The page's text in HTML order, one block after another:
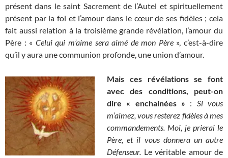
présent dans le saint Sacrement de l’Autel et spirituellement
présent par la foi et l’amour dans le cœur de ses fidèles ; cela
fait aussi relation à la troisième grande révélation, l’amour du
Père : « Celui qui m’aime sera aimé de mon Père », c’est-à-dire
qu’il y aura une communion profonde, une union d’amour.
Mais ces révélations se font
avec des conditions, peut-on
dire « enchainées » : Si vous
m’aimez, vous resterez fidèles à mes
commandements. Moi, je prierai le
Père, et il vous donnera un autre
Défenseur. Le véritable amour de